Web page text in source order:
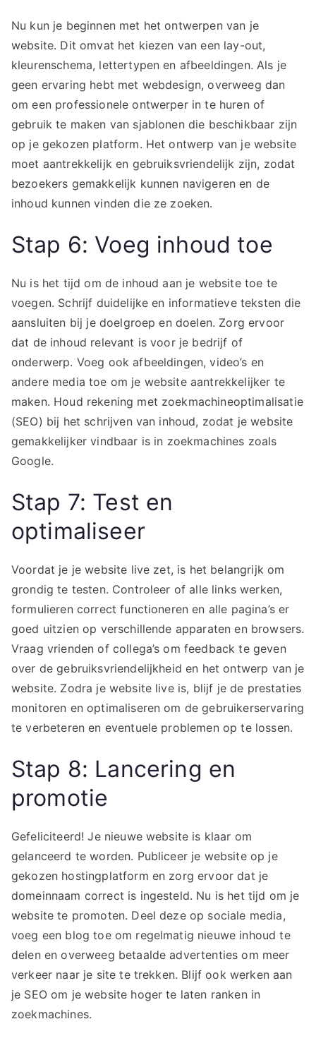
Nu kun je beginnen met het ontwerpen van je
website. Dit omvat het kiezen van een lay-out,
kleurenschema, lettertypen en afbeeldingen. Als je
geen ervaring hebt met webdesign, overweeg dan
om een professionele ontwerper in te huren of
gebruik te maken van sjablonen die beschikbaar zijn
op je gekozen platform. Het ontwerp van je website
moet aantrekkelijk en gebruiksvriendelijk zijn, zodat
bezoekers gemakkelijk kunnen navigeren en de
inhoud kunnen vinden die ze zoeken.
Stap 6: Voeg inhoud toe
Nu is het tijd om de inhoud aan je website toe te
voegen. Schrijf duidelijke en informatieve teksten die
aansluiten bij je doelgroep en doelen. Zorg ervoor
dat de inhoud relevant is voor je bedrijf of
onderwerp. Voeg ook afbeeldingen, video’s en
andere media toe om je website aantrekkelijker te
maken. Houd rekening met zoekmachineoptimalisatie
(SEO) bij het schrijven van inhoud, zodat je website
gemakkelijker vindbaar is in zoekmachines zoals
Google.
Stap 7: Test en
optimaliseer
Voordat je je website live zet, is het belangrijk om
grondig te testen. Controleer of alle links werken,
formulieren correct functioneren en alle pagina’s er
goed uitzien op verschillende apparaten en browsers.
Vraag vrienden of collega’s om feedback te geven
over de gebruiksvriendelijkheid en het ontwerp van je
website. Zodra je website live is, blijf je de prestaties
monitoren en optimaliseren om de gebruikerservaring
te verbeteren en eventuele problemen op te lossen.
Stap 8: Lancering en
promotie
Gefeliciteerd! Je nieuwe website is klaar om
gelanceerd te worden. Publiceer je website op je
gekozen hostingplatform en zorg ervoor dat je
domeinnaam correct is ingesteld. Nu is het tijd om je
website te promoten. Deel deze op sociale media,
voeg een blog toe om regelmatig nieuwe inhoud te
delen en overweeg betaalde advertenties om meer
verkeer naar je site te trekken. Blijf ook werken aan
je SEO om je website hoger te laten ranken in
zoekmachines.